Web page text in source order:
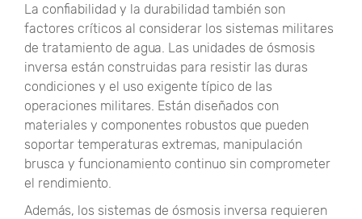
La confiabilidad y la durabilidad también son
factores críticos al considerar los sistemas militares
de tratamiento de agua. Las unidades de ósmosis
inversa están construidas para resistir las duras
condiciones y el uso exigente típico de las
operaciones militares. Están diseñados con
materiales y componentes robustos que pueden
soportar temperaturas extremas, manipulación
brusca y funcionamiento continuo sin comprometer
el rendimiento.
Además, los sistemas de ósmosis inversa requieren